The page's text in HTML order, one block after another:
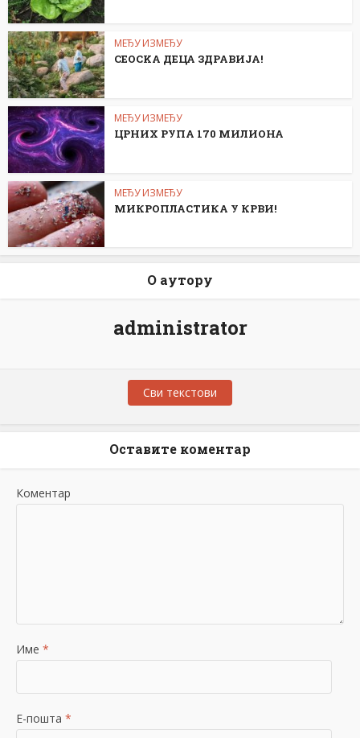
МЕЂУ ИЗМЕЂУ
СЕОСKА ДЕЦА ЗДРАВИЈА!
МЕЂУ ИЗМЕЂУ
ЦРНИХ РУПА 170 МИЛИОНА
МЕЂУ ИЗМЕЂУ
МИКРОПЛАСТИКА У КРВИ!
О аутору
administrator
Сви текстови
Оставите коментар
Коментар
Име *
Е-пошта *